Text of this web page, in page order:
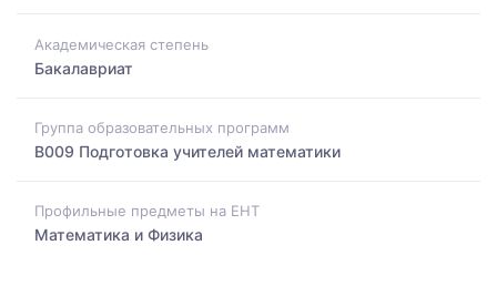
Академическая степень
Бакалавриат
Группа образовательных программ
B009 Подготовка учителей математики
Профильные предметы на ЕНТ
Математика и Физика